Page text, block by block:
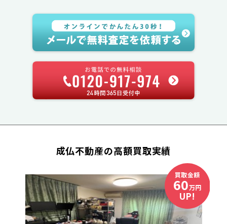
成仏不動産の高額買取実績
買取金額
300
UP!